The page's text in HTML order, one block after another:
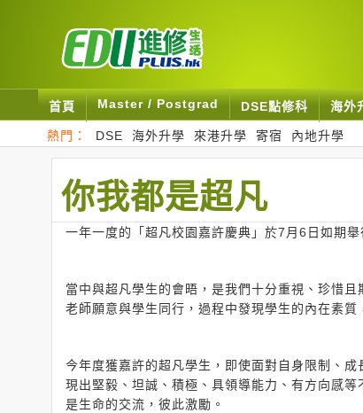
首頁 Master / Postgrad DSE點修科 海外
熱門： DSE 海外升學 來港升學 寄宿 內地升學
你我都是超凡
一年一度的「超凡校園嘉許慶典」於7月6日如期
當中與超凡學生的會晤，是我們十分重視、珍惜
老師願意與學生同行，過程中發現學生的內在素質
今年度獲嘉許的超凡學生，即使面對自身限制、
現出堅毅、坦誠、積極、具領導能力、有方向感
是生命的交流，彼此激勵。